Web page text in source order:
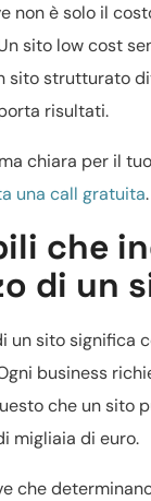
non è solo il
sito low cost
sito strutturato
risultati.
chiara per il
una call gratuita.
che
di un
un sito significa
business
che un sito
migliaia di euro.
che